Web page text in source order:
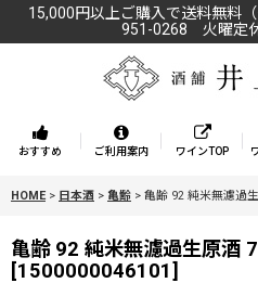
15,000円以上ご購入で送料無料
951-0268 火曜定
おすすめ ご利用案内 ワインTOP
HOME > 日本酒 > 亀齢 > 亀齢 92 純米無濾過
亀齢 92 純米無濾過生原酒
[1500000046101]